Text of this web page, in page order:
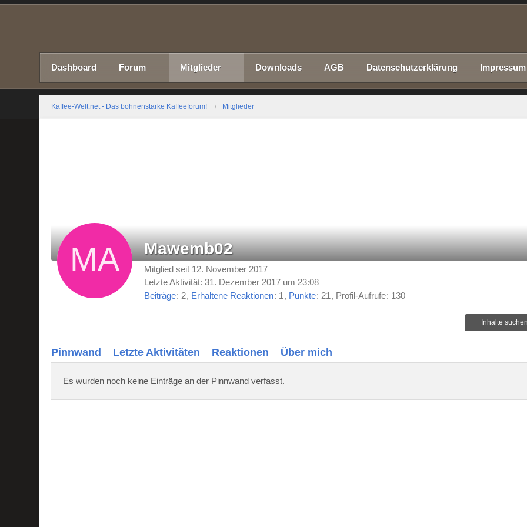
Dashboard Forum Mitglieder Downloads AGB Datenschutzerklärung Impressum
Kaffee-Welt.net - Das bohnenstarke Kaffeeforum! Mitglieder
Mawemb02
Mitglied seit 12. November 2017
Letzte Aktivität:31. Dezember 2017 um 23:08
Beiträge 2 Erhaltene Reaktionen 1 Punkte 21 Profil-Aufrufe 130
Inhalte
Pinnwand Letzte Aktivitäten Reaktionen Über mich
Es wurden noch keine Einträge an der Pinnwand verfasst.